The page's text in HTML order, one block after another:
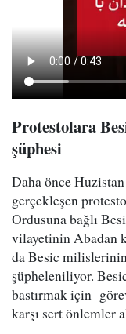
Protestolara
şüphesi
Daha önce
gerçekleşen
Ordusuna bağlı
vilayetinin Abadan
da Besic
şüpheleniliyor.
bastırmak için
karşı sert önlemler